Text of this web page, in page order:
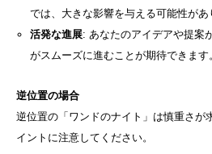
では、大きな影響を与える可能性があ
活発な進展: あなたのアイデアや提案
がスムーズに進むことが期待できます
逆位置の場合
逆位置の「ワンドのナイト」は慎重さが
イントに注意してください。